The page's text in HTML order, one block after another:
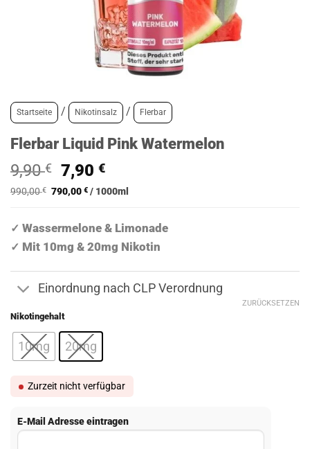
Startseite / Nikotinsalz / Flerbar
Flerbar Liquid Pink Watermelon
9,90€
Ursprünglicher
Preis
9,90 €
7,90€Aktueller
Preis
7,90 €.
990,00€ 790,00€ / 1000ml
✓ Wassermelone & Limonade
✓ Mit 10mg & 20mg Nikotin
Einordnung nach CLP Verordnung
Nikotingehalt
10mg 20mg
ZURÜCKSETZEN
Zurzeit nicht verfügbar
E-Mail Adresse eintragen